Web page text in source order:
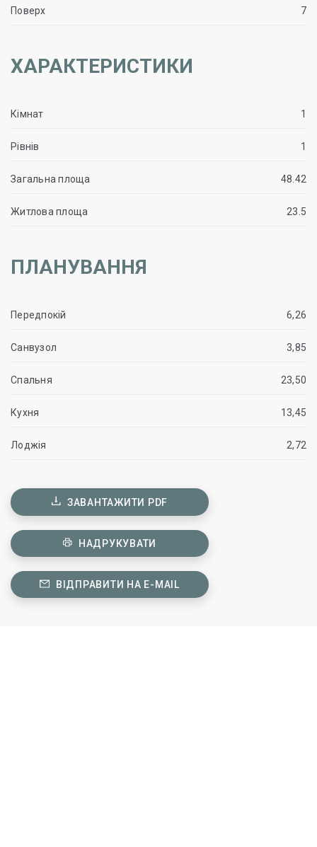
Поверх 7
ХАРАКТЕРИСТИКИ
Кімнат 1
Рівнів 1
Загальна площа 48.42
Житлова площа 23.5
ПЛАНУВАННЯ
Передпокій 6,26
Санвузол 3,85
Спальня 23,50
Кухня 13,45
Лоджія 2,72
ЗАВАНТАЖИТИ PDF
НАДРУКУВАТИ
ВІДПРАВИТИ НА E-MAIL